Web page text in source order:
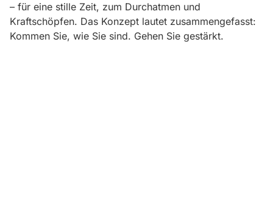
– für eine stille Zeit, zum Durchatmen und
Kraftschöpfen. Das Konzept lautet zusammengefasst:
Kommen Sie, wie Sie sind. Gehen Sie gestärkt.